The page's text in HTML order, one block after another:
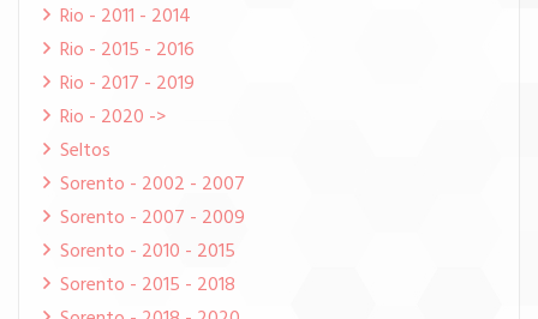
Rio - 2011 - 2014
Rio - 2015 - 2016
Rio - 2017 - 2019
Rio - 2020 ->
Seltos
Sorento - 2002 - 2007
Sorento - 2007 - 2009
Sorento - 2010 - 2015
Sorento - 2015 - 2018